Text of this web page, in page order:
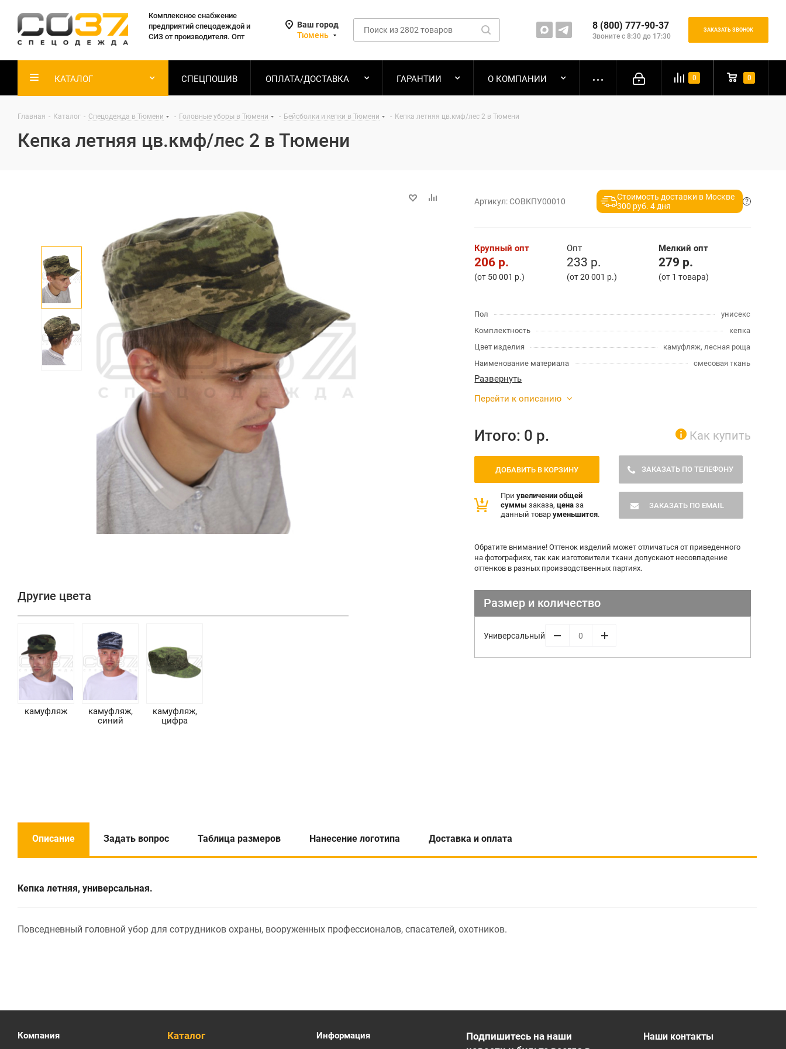
Комплексное снабжение
предприятий спецодеждой и
СИЗ от производителя. Опт
Ваш город
Тюмень
8 (800) 777-90-37
Звоните с 8:30 до 17:30
ЗАКАЗАТЬ ЗВОНОК
0 0
КАТАЛОГ СПЕЦПОШИВ ОПЛАТА/ДОСТАВКА ГАРАНТИИ О КОМПАНИИ
Главная - Каталог - Спецодежда в Тюмени - Головные уборы в Тюмени - Бейсболки и кепки в Тюмени - Кепка летняя цв.кмф/лес 2 в Тюмени
Кепка летняя цв.кмф/лес 2 в Тюмени
Артикул:СОВКПУ00010
Стоимость доставки в Москве
300 руб. 4 дня
Крупный опт
206 р.
(от 50 001 р.)
Опт
233 р.
(от 20 001 р.)
Мелкий опт
279 р.
(от 1 товара)
Пол
унисекс
Комплектность
кепка
Цвет изделия
камуфляж, лесная роща
Наименование материала
смесовая ткань
Развернуть
Перейти к описанию
Итого: 0 р. Как купить
ДОБАВИТЬ В КОРЗИНУ ЗАКАЗАТЬ ПО ТЕЛЕФОНУ
Приувеличении общей
суммы заказа,цена за
данный товаруменьшится.
ЗАКАЗАТЬ ПО EMAIL
Обратите внимание! Оттенок изделий может отличаться от приведенного
на фотографиях, так как изготовители ткани допускают несовпадение
оттенков в разных производственных партиях.
Другие цвета
камуфляж
камуфляж,
синий
камуфляж,
цифра
Размер и количество
Универсальный
Описание Задать вопрос Таблица размеров Нанесение логотипа Доставка и оплата
Кепка летняя, универсальная.
Повседневный головной убор для сотрудников охраны, вооруженных профессионалов, спасателей, охотников.
Компания Каталог Информация
Подпишитесь на наши
Наши контакты